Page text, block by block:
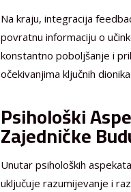
Na kraju, integracija
povratnu informaciju o
konstantno poboljšanje i
očekivanjima ključnih dionika.
Psihološki
Zajedničke
Unutar psiholoških
uključuje razumijevanje i